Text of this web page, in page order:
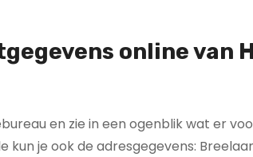
online van
en zie in een ogenblik wat er
kun je ook de adresgegevens: